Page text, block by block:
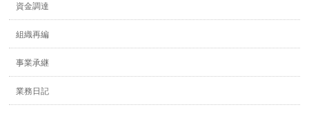
資金調達
組織再編
事業承継
業務日記